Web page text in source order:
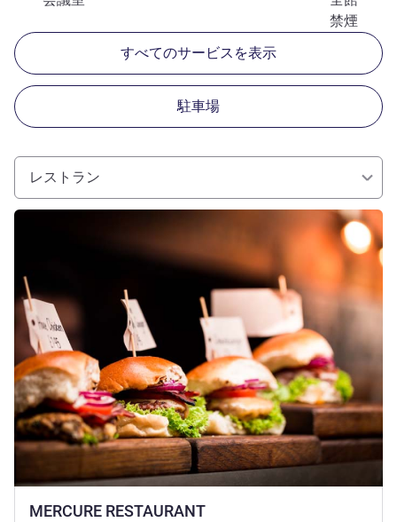
禁煙
すべてのサービスを表示
駐車場
レストラン
MERCURE RESTAURANT
詳細を表示